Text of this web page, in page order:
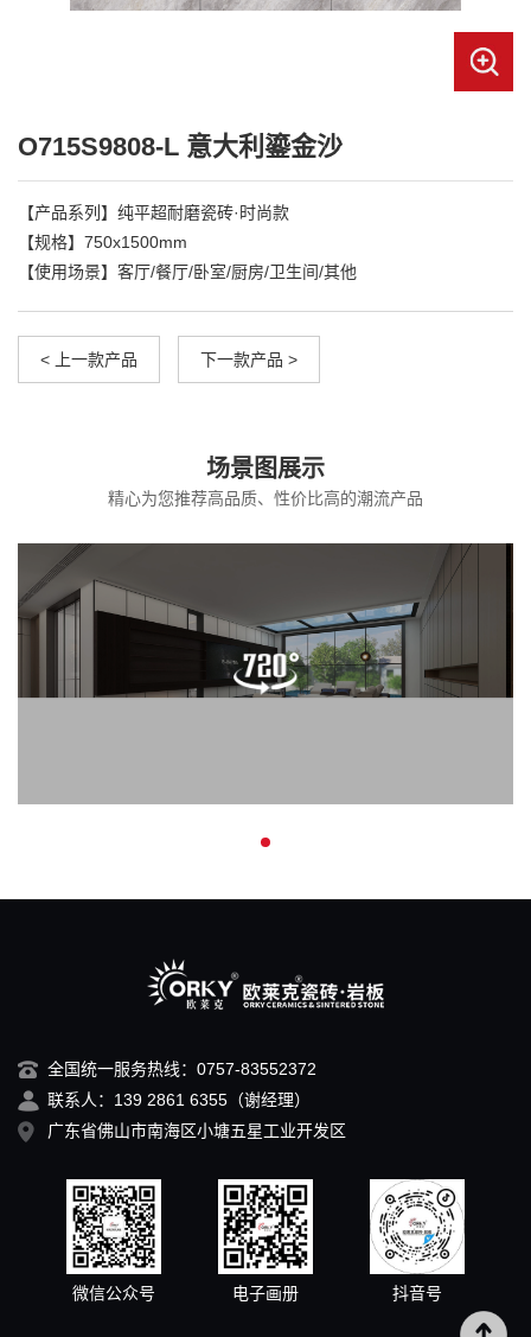
O715S9808-L 意大利鎏金沙
【产品系列】纯平超耐磨瓷砖·时尚款
【规格】750x1500mm
【使用场景】客厅/餐厅/卧室/厨房/卫生间/其他
< 上一款产品 下一款产品 >
场景图展示
精心为您推荐高品质、性价比高的潮流产品
全国统一服务热线：0757-83552372
联系人：139 2861 6355（谢经理）
广东省佛山市南海区小塘五星工业开发区
微信公众号 电子画册 抖音号